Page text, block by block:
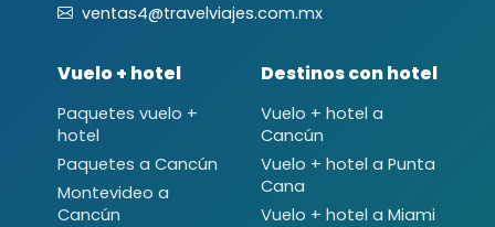
ventas4@travelviajes.com.mx
Vuelo + hotel
Paquetes vuelo +
hotel
Paquetes a Cancún
Montevideo a
Cancún
Destinos con hotel
Vuelo + hotel a
Cancún
Vuelo + hotel a Punta
Cana
Vuelo + hotel a Miami